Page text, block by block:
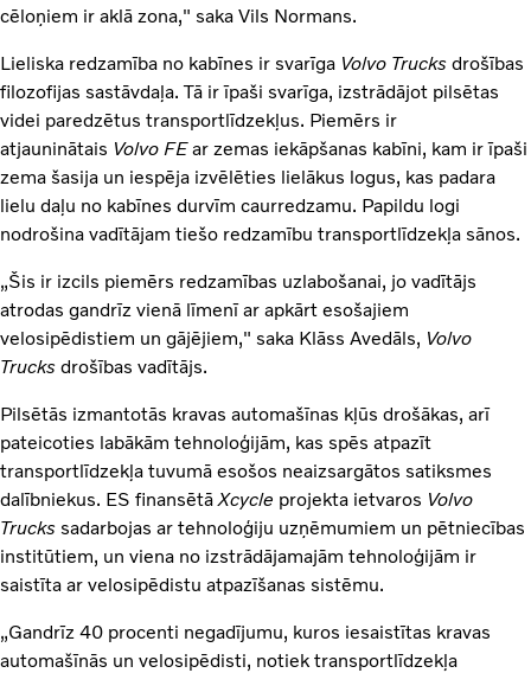
cēloņiem ir aklā zona," saka Vils Normans.
Lieliska redzamība no kabīnes ir svarīga Volvo Trucks drošības
filozofijas sastāvdaļa. Tā ir īpaši svarīga, izstrādājot pilsētas
videi paredzētus transportlīdzekļus. Piemērs ir
atjauninātais Volvo FEar zemas iekāpšanas kabīni, kam ir īpaši
zema šasija un iespēja izvēlēties lielākus logus, kas padara
lielu daļu no kabīnes durvīm caurredzamu. Papildu logi
nodrošina vadītājam tiešo redzamību transportlīdzekļa sānos.
„Šis ir izcils piemērs redzamības uzlabošanai, jo vadītājs
atrodas gandrīz vienā līmenī ar apkārt esošajiem
velosipēdistiem un gājējiem," saka Klāss Avedāls, Volvo
Trucks drošības vadītājs.
Pilsētās izmantotās kravas automašīnas kļūs drošākas, arī
pateicoties labākām tehnoloģijām, kas spēs atpazīt
transportlīdzekļa tuvumā esošos neaizsargātos satiksmes
dalībniekus. ES finansētāXcycle projekta ietvaros Volvo
Trucks sadarbojas ar tehnoloģiju uzņēmumiem un pētniecības
institūtiem, un viena no izstrādājamajām tehnoloģijām ir
saistīta ar velosipēdistu atpazīšanas sistēmu.
„Gandrīz 40 procenti negadījumu, kuros iesaistītas kravas
automašīnās un velosipēdisti, notiek transportlīdzekļa